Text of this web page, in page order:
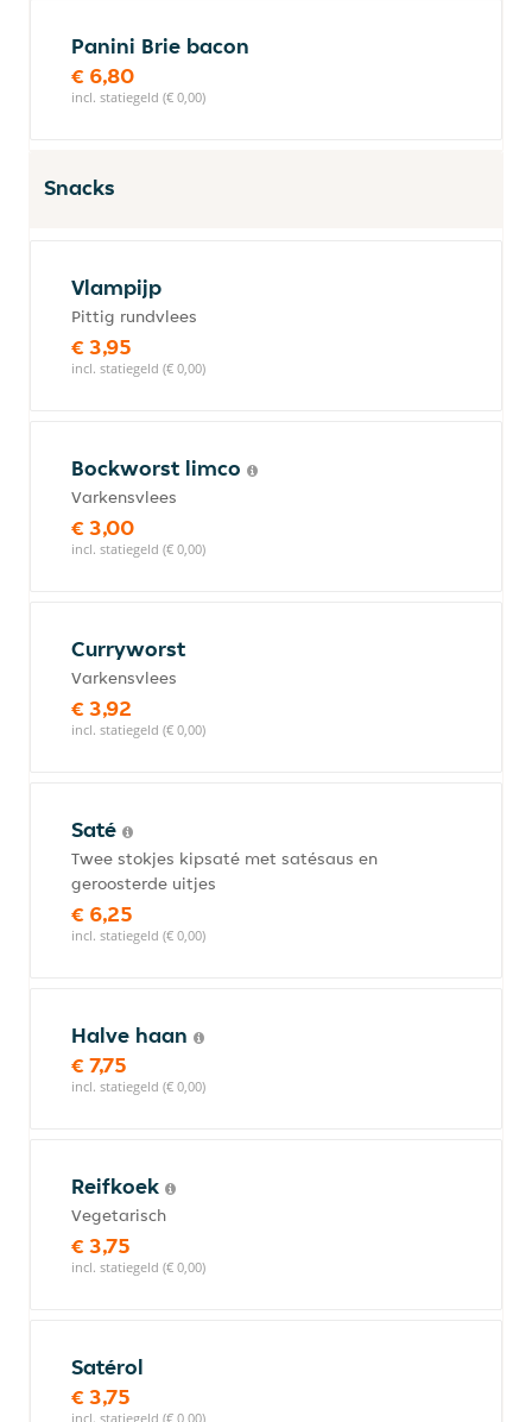
Panini Brie bacon
€ 6,80
incl. statiegeld (€ 0,00)
Snacks
Vlampijp
Pittig rundvlees
€ 3,95
incl. statiegeld (€ 0,00)
Bockworst limco
Varkensvlees
€ 3,00
incl. statiegeld (€ 0,00)
Curryworst
Varkensvlees
€ 3,92
incl. statiegeld (€ 0,00)
Saté
Twee stokjes kipsaté met satésaus en
geroosterde uitjes
€ 6,25
incl. statiegeld (€ 0,00)
Halve haan
€ 7,75
incl. statiegeld (€ 0,00)
Reifkoek
Vegetarisch
€ 3,75
incl. statiegeld (€ 0,00)
Satérol
€ 3,75
incl. statiegeld (€ 0,00)